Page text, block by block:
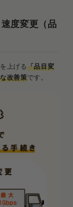
度変更（品
上げる 「品目変
改善策です。